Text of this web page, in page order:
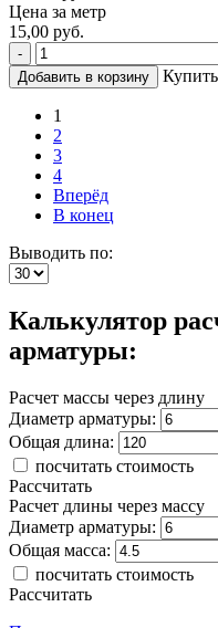
Цена за метр
15,00 руб.
-
Добавить в корзину
1
2
3
4
Вперёд
В конец
Выводить по:
Калькулятор
арматуры:
Расчет массы через длину
Диаметр арматуры:
Общая длина:
посчитать стоимость
Рассчитать
Расчет длины через массу
Диаметр арматуры:
Общая масса:
посчитать стоимость
Рассчитать